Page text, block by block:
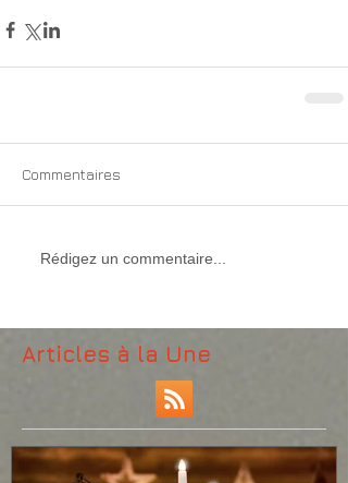
Commentaires
Rédigez un commentaire...
Articles à la Une